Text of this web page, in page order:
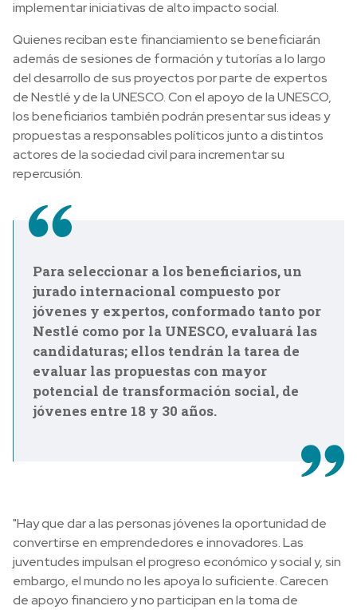
implementar iniciativas de alto impacto social.
Quienes reciban este financiamiento se beneficiarán
además de sesiones de formación y tutorías a lo largo
del desarrollo de sus proyectos por parte de expertos
de Nestlé y de la UNESCO. Con el apoyo de la UNESCO,
los beneficiarios también podrán presentar sus ideas y
propuestas a responsables políticos junto a distintos
actores de la sociedad civil para incrementar su
repercusión.
Para seleccionar a los beneficiarios, un
jurado internacional compuesto por
jóvenes y expertos, conformado tanto por
Nestlé como por la UNESCO, evaluará las
candidaturas; ellos tendrán la tarea de
evaluar las propuestas con mayor
potencial de transformación social, de
jóvenes entre 18 y 30 años.
"Hay que dar a las personas jóvenes la oportunidad de
convertirse en emprendedores e innovadores. Las
juventudes impulsan el progreso económico y social y, sin
embargo, el mundo no les apoya lo suficiente. Carecen
de apoyo financiero y no participan en la toma de